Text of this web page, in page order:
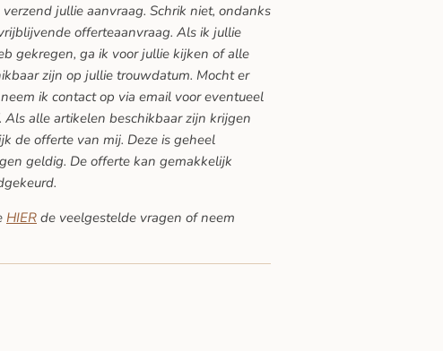
verzend jullie aanvraag. Schrik niet, ondanks
offerteaanvraag. Als ik jullie
gekregen, ga ik voor jullie kijken of alle
zijn op jullie trouwdatum. Mocht er
ik contact op via email voor eventueel
Als alle artikelen beschikbaar zijn krijgen
de offerte van mij. Deze is geheel
geldig. De offerte kan gemakkelijk
HIER de veelgestelde vragen of neem